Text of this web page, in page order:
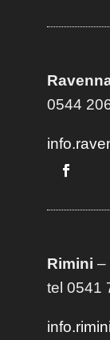
0544
Rimini –
tel 0541